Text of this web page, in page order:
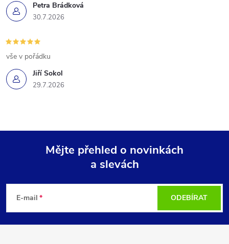
Petra Brádková
30.7.2026
Jiří Sokol
29.7.2026
vše v pořádku
p
Mějte přehled o novinkách
a slevách
E-mail ODEBÍRAT